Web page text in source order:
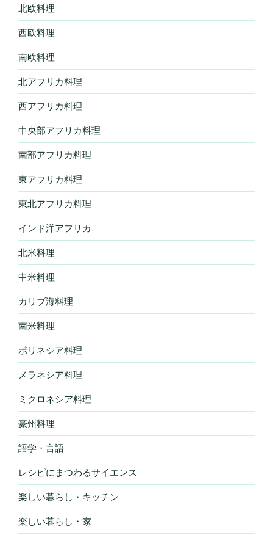
北欧料理
西欧料理
南欧料理
北アフリカ料理
西アフリカ料理
中央部アフリカ料理
南部アフリカ料理
東アフリカ料理
東北アフリカ料理
インド洋アフリカ
北米料理
中米料理
カリブ海料理
南米料理
ポリネシア料理
メラネシア料理
ミクロネシア料理
豪州料理
語学・言語
レシピにまつわるサイエンス
楽しい暮らし・キッチン
楽しい暮らし・家